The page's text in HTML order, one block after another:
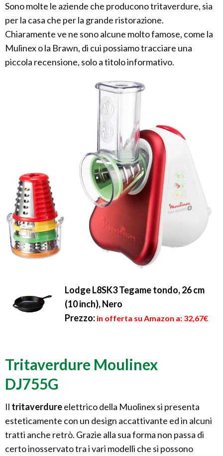
Sono molte le aziende che producono tritaverdure, sia
per la casa che per la grande ristorazione.
Chiaramente ve ne sono alcune molto famose, come la
Mulinex o la Brawn, di cui possiamo tracciare una
piccola recensione, solo a titolo informativo.
Lodge L8SK3 Tegame tondo, 26 cm
(10 inch), Nero
Prezzo: in offerta su Amazon a: 32,67€
Tritaverdure Moulinex
DJ755G
Il tritaverdureelettrico della Muolinex si presenta
esteticamente con un design accattivante ed in alcuni
tratti anche retrò. Grazie alla sua forma non passa di
certo inosservato tra i vari modelli che si possono